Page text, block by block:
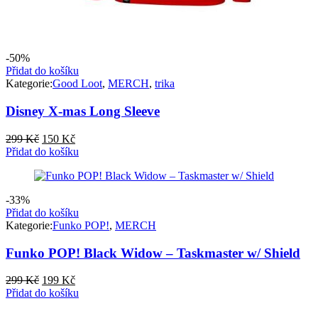
-50%
Přidat do košíku
Kategorie:Good Loot, MERCH, trika
Disney X-mas Long Sleeve
299Kč Původní
cena
299 Kč.
150 KčAktuální
cena
150 Kč.
Přidat do košíku
-33%
Přidat do košíku
Kategorie:Funko POP!, MERCH
Funko POP! Black Widow – Taskmaster w/ Shield
299Kč Původní
cena
199 KčAktuální
cena
Přidat do košíku